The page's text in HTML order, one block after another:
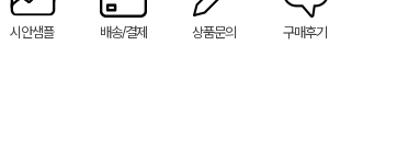
시안샘플 배송/결제 상품문의 구매후기